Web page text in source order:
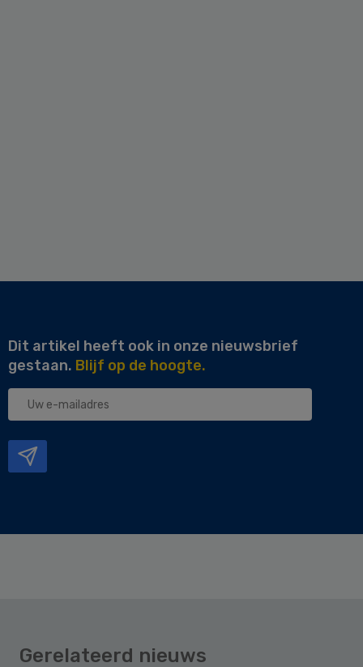
Dit artikel heeft ook in onze nieuwsbrief
gestaan. Blijf op de hoogte.
Uw
Gerelateerd nieuws